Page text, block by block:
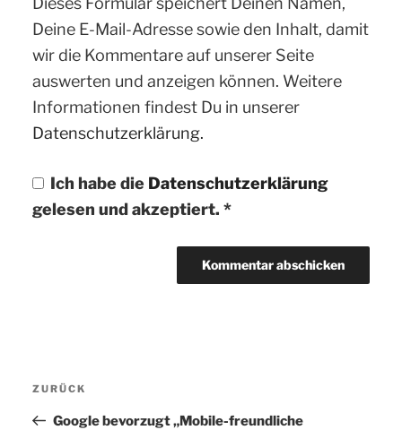
Deine E-Mail-Adresse sowie den Inhalt, damit
wir die Kommentare auf unserer Seite
auswerten und anzeigen können. Weitere
Informationen findest Du in unserer
Datenschutzerklärung.
Ich habe die Datenschutzerklärung
gelesen und akzeptiert. *
Vorheriger
Beitrag
ZURÜCK
Google bevorzugt „Mobile-freundliche